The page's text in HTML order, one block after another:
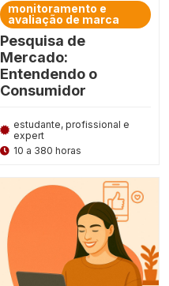
monitoramento e
avaliação de marca
Pesquisa de
Mercado:
Entendendo o
Consumidor
estudante, profissional e
expert
10 a 380 horas